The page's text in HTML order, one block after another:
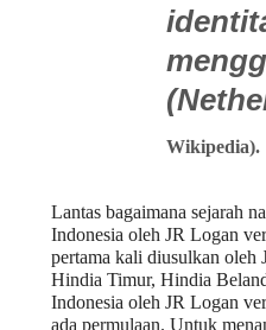
Wikipedia).
Lantas bagaimana sejarah
Indonesia oleh JR Logan
pertama kali diusulkan oleh
Hindia Timur, Hindia
Indonesia oleh JR Logan
ada permulaan. Untuk